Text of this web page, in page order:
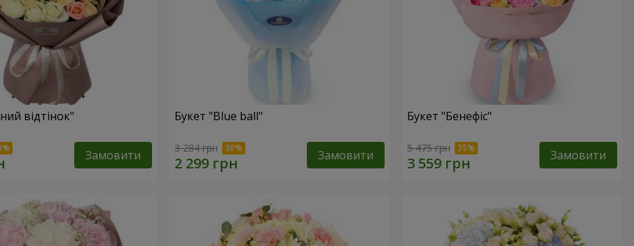
відтінок"
Замовити
Букет "Blue ball"
3 284 грн Замовити
Букет "Бенефіс"
5 475 грн Замовити